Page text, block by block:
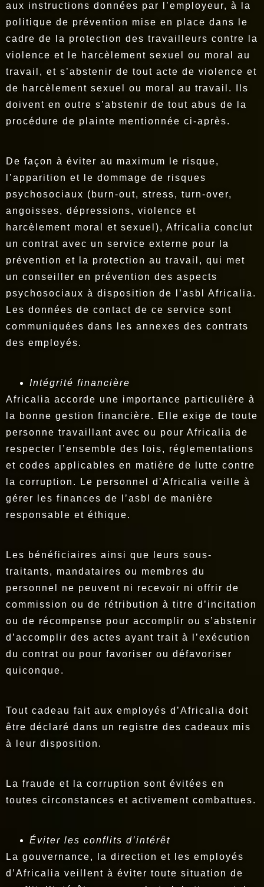
aux instructions données par l’employeur, à la
politique de prévention mise en place dans le
cadre de la protection des travailleurs contre la
violence et le harcèlement sexuel ou moral au
travail, et s’abstenir de tout acte de violence et
de harcèlement sexuel ou moral au travail. Ils
doivent en outre s’abstenir de tout abus de la
procédure de plainte mentionnée ci-après.
De façon à éviter au maximum le risque,
l’apparition et le dommage de risques
psychosociaux (burn-out, stress, turn-over,
angoisses, dépressions, violence et
harcèlement moral et sexuel), Africalia conclut
un contrat avec un service externe pour la
prévention et la protection au travail, qui met
un conseiller en prévention des aspects
psychosociaux à disposition de l’asbl Africalia.
Les données de contact de ce service sont
communiquées dans les annexes des contrats
des employés.
Intégrité financière
Africalia accorde une importance particulière à
la bonne gestion financière. Elle exige de toute
personne travaillant avec ou pour Africalia de
respecter l’ensemble des lois, réglementations
et codes applicables en matière de lutte contre
la corruption. Le personnel d’Africalia veille à
gérer les finances de l’asbl de manière
responsable et éthique.
Les bénéficiaires ainsi que leurs sous-
traitants, mandataires ou membres du
personnel ne peuvent ni recevoir ni offrir de
commission ou de rétribution à titre d’incitation
ou de récompense pour accomplir ou s’abstenir
d’accomplir des actes ayant trait à l’exécution
du contrat ou pour favoriser ou défavoriser
quiconque.
Tout cadeau fait aux employés d’Africalia doit
être déclaré dans un registre des cadeaux mis
à leur disposition.
La fraude et la corruption sont évitées en
toutes circonstances et activement combattues.
Éviter les conflits d’intérêt
La gouvernance, la direction et les employés
d’Africalia veillent à éviter toute situation de